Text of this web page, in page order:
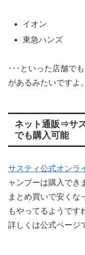
イオン
東急ハンズ
･･･といった店舗で
があるみたいですよ。
ネット通販⇒サ
でも購入可能
サスティ公式オンラ
ャンプーは購入でき
まとめ買いで安くな
もやってるようです
詳しくは公式ページ